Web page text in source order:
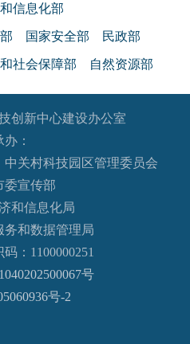
信息化部
国家安全部 民政部
社会保障部 自然资源部
部 交通运输部 水利部
旅游部
军人事务部
言文字工作委员会
国家原子能机构
会
管理总局
创新中心建设办公室
办：
关村科技园区管理委员会
委宣传部
和信息化局
务和数据管理局
：1100000251
号
号-2